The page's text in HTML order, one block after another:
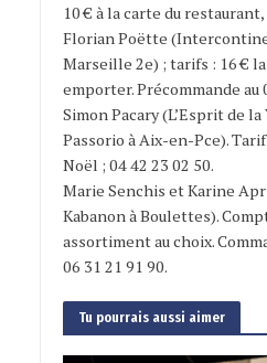
10 € à la carte du restaurant,
Florian Poëtte
Marseille 2e) ; tarifs : 16 €
emporter. Précommande au
Simon Pacary (L’Esprit de
Passorio à Aix-en-Pce). Tarif
Noël ; 04 42 23 02 50.
Marie Senchis et Karine
Kabanon à Boulettes).
assortiment au choix.
06 31 21 91 90.
Tu pourrais aussi aimer